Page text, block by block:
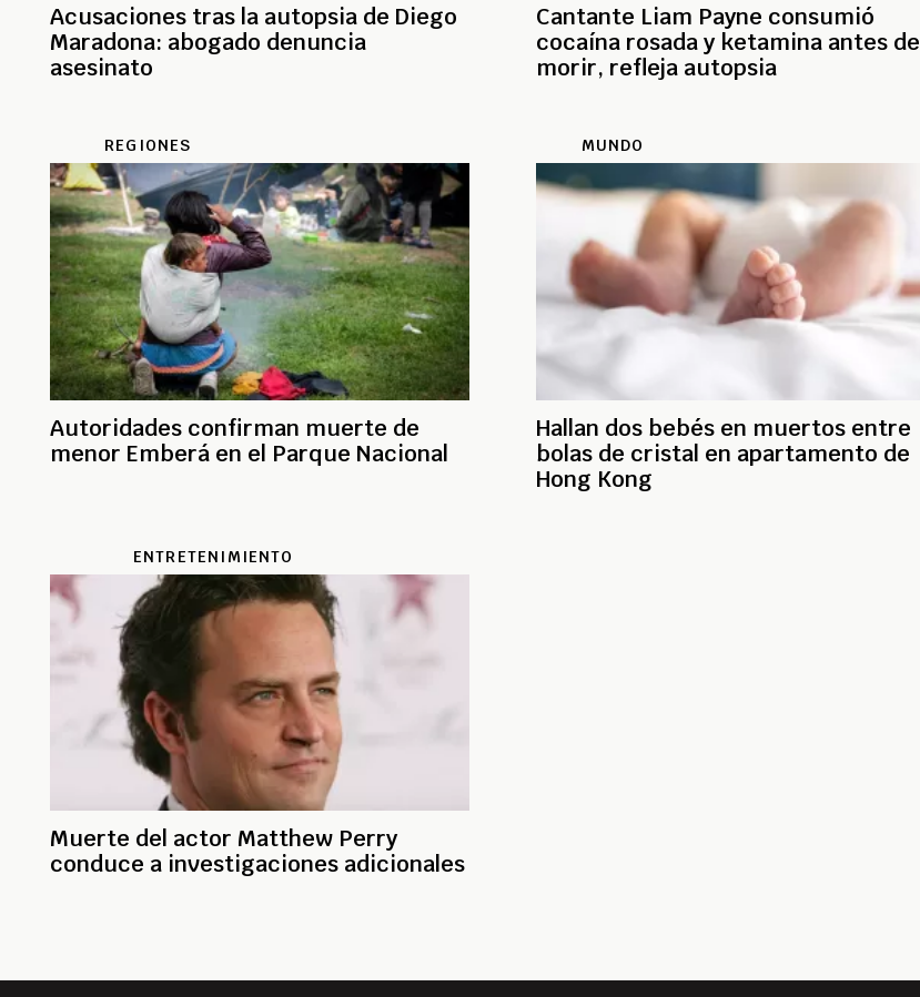
Acusaciones tras la autopsia de Diego
Maradona: abogado denuncia
asesinato
Cantante Liam Payne consumió
cocaína rosada y ketamina antes de
morir, refleja autopsia
REGIONES
Autoridades confirman muerte de
menor Emberá en el Parque Nacional
MUNDO
Hallan dos bebés en muertos entre
bolas de cristal en apartamento de
Hong Kong
ENTRETENIMIENTO
Muerte del actor Matthew Perry
conduce a investigaciones adicionales